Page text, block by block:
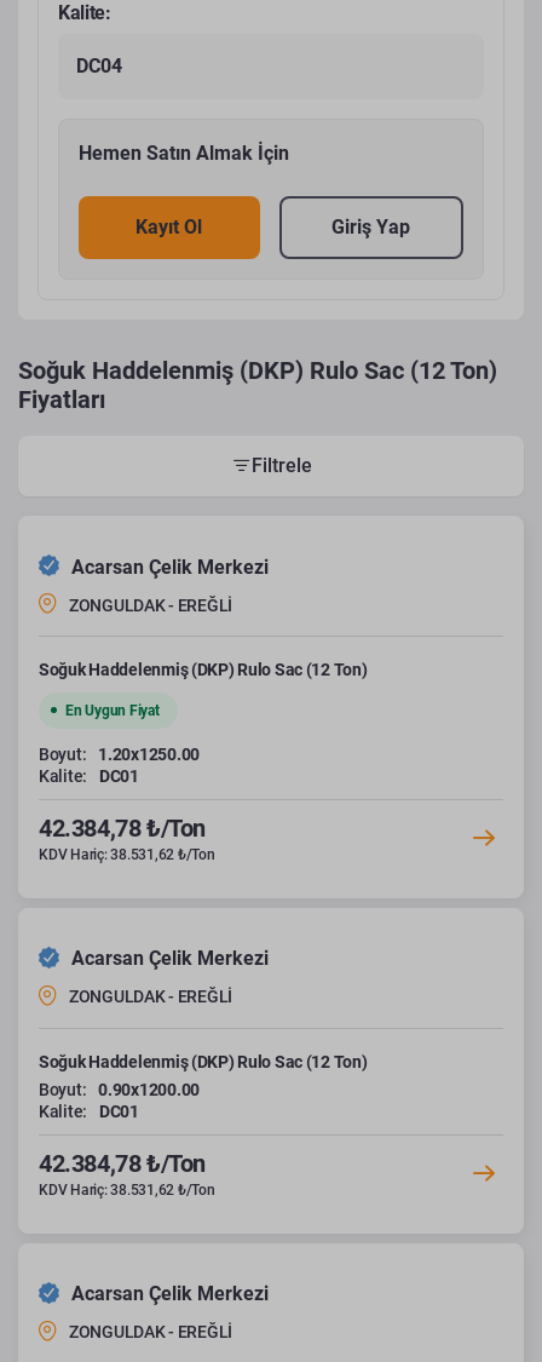
Kalite:
DC04
Hemen Satın Almak İçin
Kayıt Ol Giriş Yap
Soğuk Haddelenmiş (DKP) Rulo Sac (12 Ton)
Fiyatları
Filtrele
Acarsan Çelik Merkezi
ZONGULDAK - EREĞLİ
Soğuk Haddelenmiş (DKP) Rulo Sac (12 Ton)
En Uygun Fiyat
Boyut:
1.20x1250.00
Kalite:
DC01
42.384,78 ₺/Ton
KDV Hariç: 38.531,62 ₺/Ton
Acarsan Çelik Merkezi
ZONGULDAK - EREĞLİ
Soğuk Haddelenmiş (DKP) Rulo Sac (12 Ton)
Boyut:
0.90x1200.00
Kalite:
DC01
42.384,78 ₺/Ton
KDV Hariç: 38.531,62 ₺/Ton
Acarsan Çelik Merkezi
ZONGULDAK - EREĞLİ